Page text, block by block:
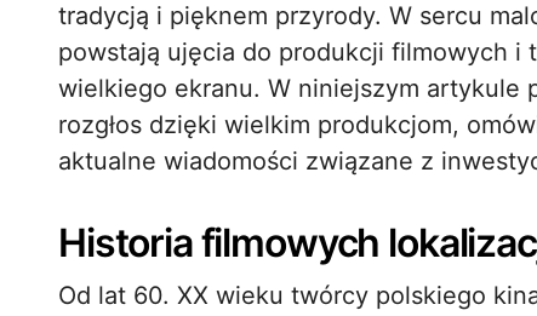
tradycją i pięknem przyrody. W sercu
powstają ujęcia do produkcji filmowych i
wielkiego ekranu. W niniejszym artykule
rozgłos dzięki wielkim produkcjom,
aktualne wiadomości związane z
Historia filmowych
Od lat 60. XX wieku twórcy polskiego